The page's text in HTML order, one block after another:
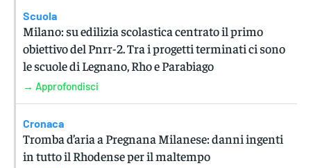
Scuola
Milano: su edilizia scolastica centrato il primo
obiettivo del Pnrr-2. Tra i progetti terminati ci sono
le scuole di Legnano, Rho e Parabiago
→ Approfondisci
Cronaca
Tromba d’aria a Pregnana Milanese: danni ingenti
in tutto il Rhodense per il maltempo